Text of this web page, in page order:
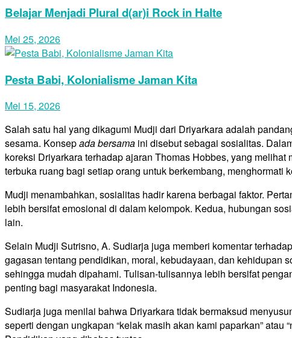
Belajar Menjadi Plural d(ar)i Rock in Halte
Mei 25, 2026
Pesta Babi, Kolonialisme Jaman Kita
Mei 15, 2026
Salah satu hal yang dikagumi Mudji dari Driyarkara adalah
sesama. Konsepada bersama ini disebut sebagai sosialitas.
koreksi Driyarkara terhadap ajaran Thomas Hobbes, yang
terbuka ruang bagi setiap orang untuk berkembang,
Mudji menambahkan, sosialitas hadir karena berbagai faktor.
lebih bersifat emosional di dalam kelompok. Kedua, hubungan
lain.
Selain Mudji Sutrisno, A. Sudiarja juga memberi komentar
gagasan tentang pendidikan, moral, kebudayaan, dan kehidupan
sehingga mudah dipahami. Tulisan-tulisannya lebih bersifat
penting bagi masyarakat Indonesia.
Sudiarja juga menilai bahwa Driyarkara tidak bermaksud
seperti dengan ungkapan “kelak masih akan kami paparkan”